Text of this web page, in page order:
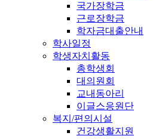
국가장학금
근로장학금
학자금대출안내
학사일정
학생자치활동
총학생회
대의원회
교내동아리
이글스응원단
복지/편의시설
건강생활지원